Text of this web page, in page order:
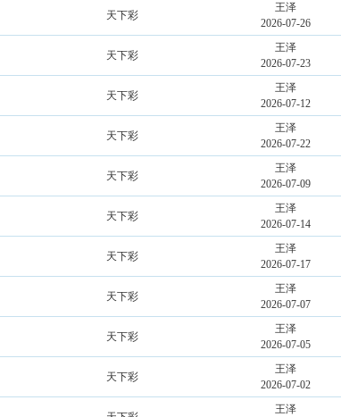
天下彩
王泽
2026-07-26
天下彩
王泽
2026-07-23
天下彩
王泽
2026-07-12
天下彩
王泽
2026-07-22
天下彩
王泽
2026-07-09
天下彩
王泽
2026-07-14
天下彩
王泽
2026-07-17
天下彩
王泽
2026-07-07
天下彩
王泽
2026-07-05
天下彩
王泽
2026-07-02
王泽